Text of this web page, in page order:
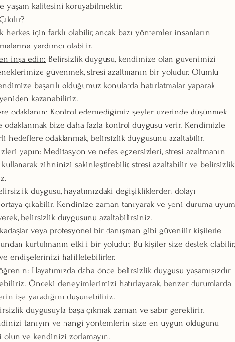
yaşam kalitesini koruyabilmektir.
herkes için farklı olabilir, ancak bazı yöntemler insanların
yardımcı olabilir.
inşa edin: Belirsizlik duygusu, kendimize olan güvenimizi
güvenmek, stresi azaltmanın bir yoludur. Olumlu
başarılı olduğumuz konularda hatırlatmalar yaparak
kazanabiliriz.
odaklanın: Kontrol edemediğimiz şeyler üzerinde düşünmek
bize daha fazla kontrol duygusu verir. Kendimizle
hedeflere odaklanmak, belirsizlik duygusunu azaltabilir.
yapın: Meditasyon ve nefes egzersizleri, stresi azaltmanın
kullanarak zihninizi sakinleştirebilir, stresi azaltabilir ve belirsizlik
duygusu, hayatımızdaki değişikliklerden dolayı
ortaya çıkabilir. Kendinize zaman tanıyarak ve yeni duruma uyum
belirsizlik duygusunu azaltabilirsiniz.
veya profesyonel bir danışman gibi güvenilir kişilerle
kurtulmanın etkili bir yoludur. Bu kişiler size destek olabilir,
endişelerinizi hafifletebilirler.
: Hayatımızda daha önce belirsizlik duygusu yaşamışızdır
Önceki deneyimlerimizi hatırlayarak, benzer durumlarda
işe yaradığını düşünebiliriz.
duygusuyla başa çıkmak zaman ve sabır gerektirir.
tanıyın ve hangi yöntemlerin size en uygun olduğunu
ve kendinizi zorlamayın.